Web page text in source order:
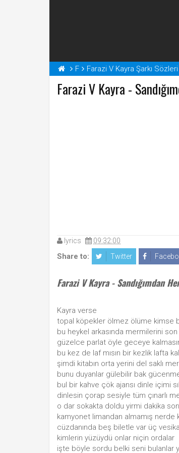
F Farazi V Kayra Şarkı Sözleri
Farazi V Kayra -
lyrics 09:32:00
Share to: Twitter
Farazi V Kayra - Sandığımdan
Kayra verse
topal köpekler ölmez ölüme kimse
bu heykel arkasında mermilerini
güzelce parlat öyle geceye
bu kez de laf mısın bir kezlik lafta
şimdi kitabın orta yerini del saklı
bunu duyanlar gülebilir bak
bul bir kahve çök ajansı dinle içimi
dinlesin çorap sesiyle tüm çınarlı
o dar sokakta doldu yirmi dakika
kamyonet limandan almamış nerde
cüzdanında beş biletle var üç
kimlerin yüzüydü onlar niçin ordalar
işte böyle sordu belki seni bulanlar